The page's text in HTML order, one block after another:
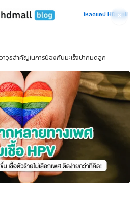
โหลดแอป HDmall
าวุธสำคัญในการป้องกันมะเร็งปากมดลูก
✕